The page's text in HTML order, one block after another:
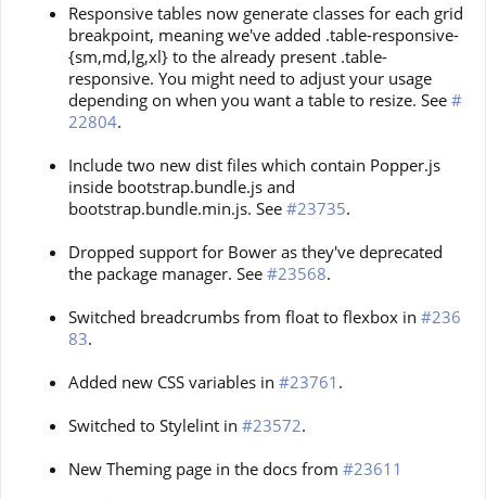
Responsive tables now generate classes for each grid
breakpoint, meaning we've added .table-responsive-
{sm,md,lg,xl} to the already present .table-
responsive. You might need to adjust your usage
depending on when you want a table to resize. See #
22804.
Include two new dist files which contain Popper.js
inside bootstrap.bundle.js and
bootstrap.bundle.min.js. See #23735.
Dropped support for Bower as they've deprecated
the package manager. See #23568.
Switched breadcrumbs from float to flexbox in #236
83.
Added new CSS variables in #23761 .
Switched to Stylelint in #23572.
New Theming page in the docs from #23611